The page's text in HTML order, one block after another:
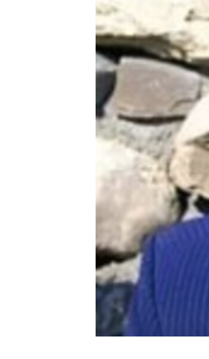
ПОДПИШИТЕСЬ НА РАССЫЛКУ